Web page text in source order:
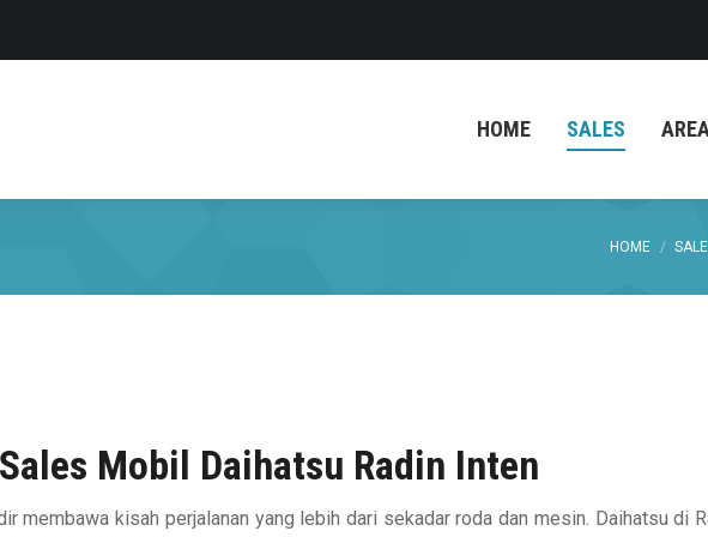
HOME SALES
You are
HOME
Sales Mobil Daihatsu Radin Inten
membawa kisah perjalanan yang lebih dari sekadar roda dan mesin. Daihatsu di